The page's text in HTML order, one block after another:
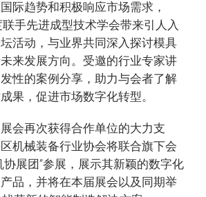
际趋势和积极响应市场需求，
手先进成型技术学会带来引人入
活动，与业界共同深入探讨模具
来发展方向。受邀的行业专家讲
性的案例分享，助力与会者了解
果，促进市场数字化转型。
会再次获得合作单位的大力支
机械装备行业协会将联合旗下会
协展团”参展，展示其新颖的数字化
品，并将在本届展会以及同期举